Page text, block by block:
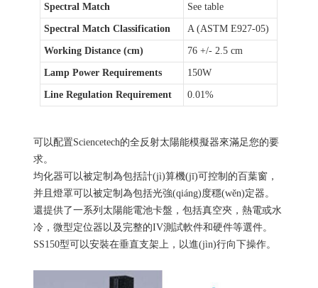
Spectral Match See table
Spectral Match Classification A (ASTM E927-05)
Working Distance (cm) 76 +/- 2.5 cm
Lamp Power Requirements 150W
Line Regulation Requirement 0.01%
可以配置Sciencetech的全反射太陽能模擬器來滿足您的要
求。
均化器可以被定制為包括計(jì)算機(jī)可控制的百葉窗，
并且燈罩可以被定制為包括光強(qiáng)度穩(wěn)定器。
還提供了一系列太陽能電池卡盤，包括真空夾，熱電或水
冷，微型定位器以及完整的IV測試軟件和硬件等選件。
SS150型可以安裝在垂直支架上，以進(jìn)行向下操作。